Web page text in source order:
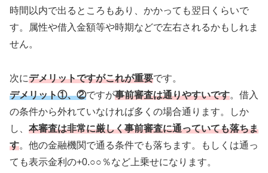
時間以内で出るところもあり、かかっても翌日くらいで
す。属性や借入金額等や時期などで左右されるかもしれま
せん。
次にデメリットですがこれが重要です。
デメリット①、②ですが事前審査は通りやすいです。借入
の条件から外れていなければ多くの場合通ります。しか
し、 本審査は非常に厳しく事前審査に通っていても落ちま
す。他の金融機関で通る条件でも落ちます。もしくは通っ
ても表示金利の+0.○○％など上乗せになります。